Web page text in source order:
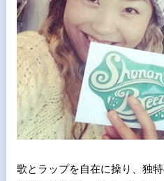
歌とラップを自在に操り、独